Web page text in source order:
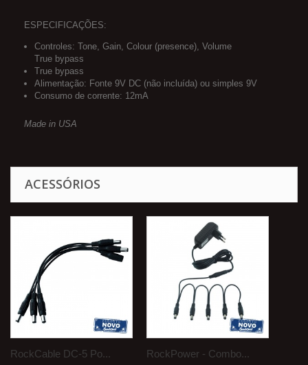
ESPECIFICAÇÕES:
Controles: Tone, Gain, Colour (presence), Volume
True bypass
True bypass
Alimentação: Fonte 9V DC (não incluída) ou simples 9V
Consumo de corrente: 12mA
Made in USA
ACESSÓRIOS
RockCable DC-5 Po... RockPower - Combo...